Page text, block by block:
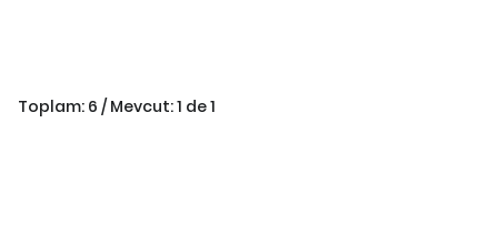
Toplam: 6 / Mevcut: 1 de 1